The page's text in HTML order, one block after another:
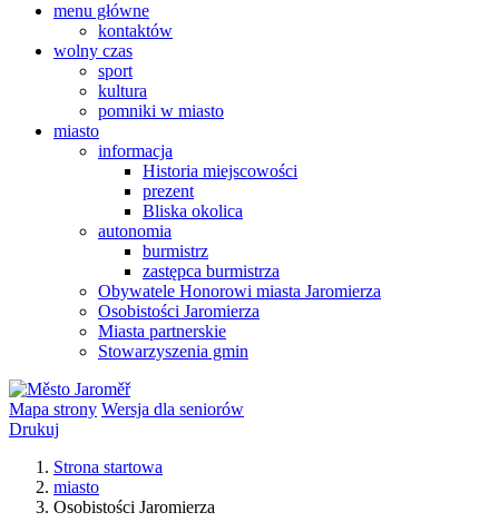
menu główne
kontaktów
wolny czas
sport
kultura
pomniki w miasto
miasto
informacja
Historia miejscowości
prezent
Bliska okolica
autonomia
burmistrz
zastępca burmistrza
Obywatele Honorowi miasta Jaromierza
Osobistości Jaromierza
Miasta partnerskie
Stowarzyszenia gmin
Mapa strony Wersja dla seniorów
Drukuj
Strona startowa
miasto
Osobistości Jaromierza